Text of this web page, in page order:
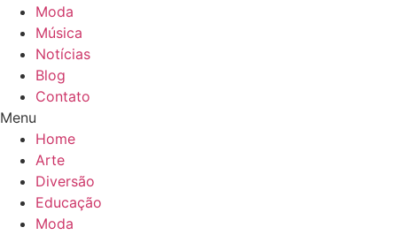
Moda
Música
Notícias
Blog
Contato
Menu
Home
Arte
Diversão
Educação
Moda